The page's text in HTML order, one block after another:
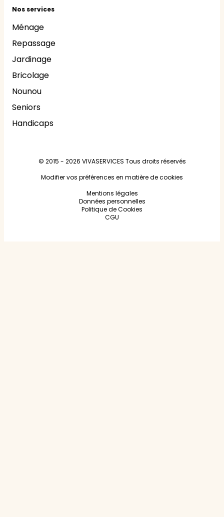
Nos services
Ménage
Repassage
Jardinage
Bricolage
Nounou
Seniors
Handicaps
© 2015 - 2026 VIVASERVICES Tous droits réservés
Modifier vos préférences en matière de cookies
Mentions légales
Données personnelles
Politique de Cookies
CGU